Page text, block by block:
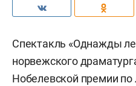
Спектакль «Однажды
норвежского
Нобелевской премии по